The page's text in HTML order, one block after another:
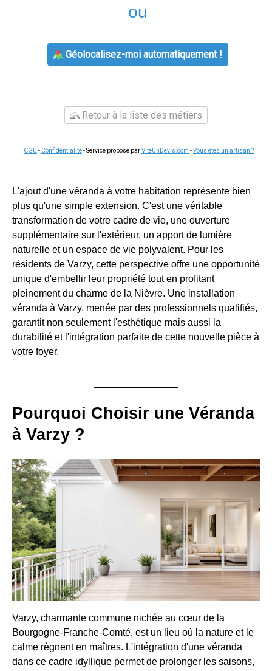
ou
Géolocalisez-moi automatiquement !
Retour à la liste des métiers
CGU - Confidentialité- Service proposé parViteUnDevis.com -Vous êtes un artisan ?
L'ajout d'une véranda à votre habitation représente bien
plus qu'une simple extension. C'est une véritable
transformation de votre cadre de vie, une ouverture
supplémentaire sur l'extérieur, un apport de lumière
naturelle et un espace de vie polyvalent. Pour les
résidents de Varzy, cette perspective offre une opportunité
unique d'embellir leur propriété tout en profitant
pleinement du charme de la Nièvre. Une installation
véranda à Varzy, menée par des professionnels qualifiés,
garantit non seulement l'esthétique mais aussi la
durabilité et l'intégration parfaite de cette nouvelle pièce à
votre foyer.
Pourquoi Choisir une Véranda
à Varzy ?
Varzy, charmante commune nichée au cœur de la
Bourgogne-Franche-Comté, est un lieu où la nature et le
calme règnent en maîtres. L'intégration d'une véranda
dans ce cadre idyllique permet de prolonger les saisons,